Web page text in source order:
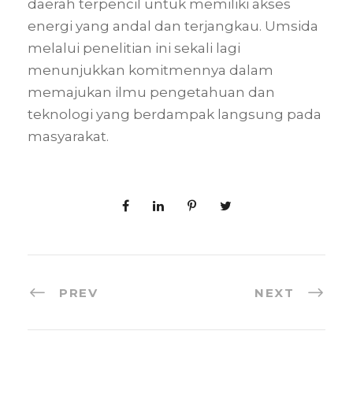
daerah terpencil untuk memiliki akses
energi yang andal dan terjangkau. Umsida
melalui penelitian ini sekali lagi
menunjukkan komitmennya dalam
memajukan ilmu pengetahuan dan
teknologi yang berdampak langsung pada
masyarakat.
PREV NEXT